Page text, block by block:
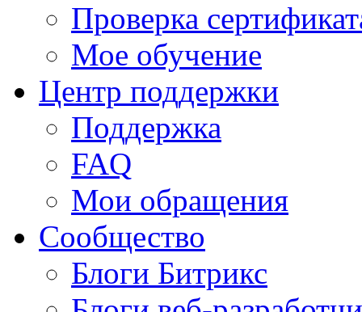
Проверка
Мое обучение
Центр поддержки
Поддержка
FAQ
Мои обращения
Сообщество
Блоги Битрикс